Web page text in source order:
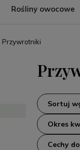
Rośliny owocowe
Przywrotniki
Sortuj
Okres
Cechy